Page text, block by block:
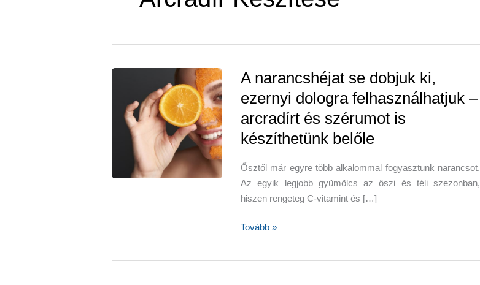
A narancshéjat se dobjuk ki,
ezernyi dologra felhasználhatjuk –
arcradírt és szérumot is
készíthetünk belőle
Ősztől már egyre több alkalommal fogyasztunk narancsot.
Az egyik legjobb gyümölcs az őszi és téli szezonban,
hiszen rengeteg C-vitamint és […]
A
Tovább »